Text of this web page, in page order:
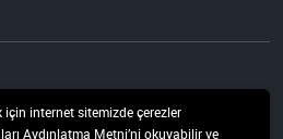
internet sitemizde çerezler
Aydınlatma Metni’ni okuyabilir ve